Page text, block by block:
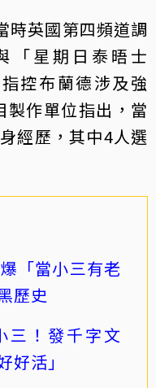
時英國第四頻道調
「星期日泰晤士
控布蘭德涉及強
製作單位指出，當
經歷，其中4人選
「當小三有老
歷史
三！發千字文
好活」